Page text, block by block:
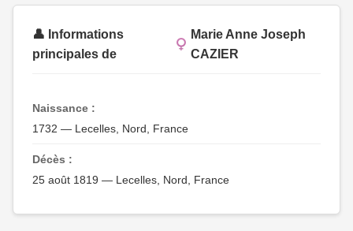
👤 Informations
principales de
Marie Anne Joseph
CAZIER
Naissance :
1732 — Lecelles, Nord, France
Décès :
25 août 1819 — Lecelles, Nord, France